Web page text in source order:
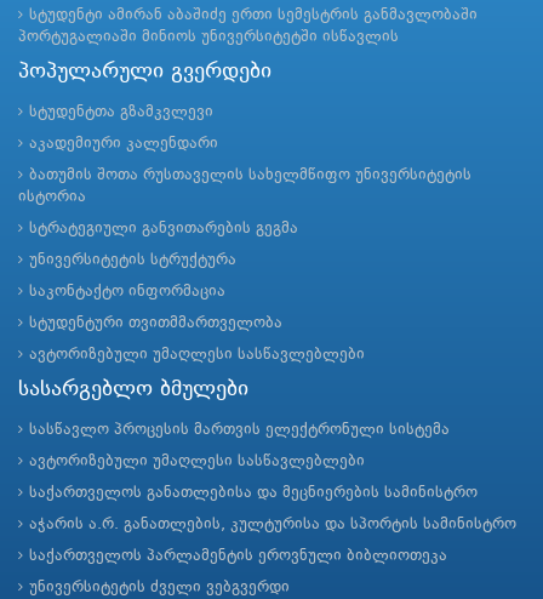
სტუდენტი ამირან აბაშიძე ერთი სემესტრის განმავლობაში
პორტუგალიაში მინიოს უნივერსიტეტში ისწავლის
პოპულარული გვერდები
სტუდენტთა გზამკვლევი
აკადემიური კალენდარი
ბათუმის შოთა რუსთაველის სახელმწიფო უნივერსიტეტის
ისტორია
სტრატეგიული განვითარების გეგმა
უნივერსიტეტის სტრუქტურა
საკონტაქტო ინფორმაცია
სტუდენტური თვითმმართველობა
ავტორიზებული უმაღლესი სასწავლებლები
სასარგებლო ბმულები
სასწავლო პროცესის მართვის ელექტრონული სისტემა
ავტორიზებული უმაღლესი სასწავლებლები
საქართველოს განათლებისა და მეცნიერების სამინისტრო
აჭარის ა.რ. განათლების, კულტურისა და სპორტის სამინისტრო
საქართველოს პარლამენტის ეროვნული ბიბლიოთეკა
უნივერსიტეტის ძველი ვებგვერდი